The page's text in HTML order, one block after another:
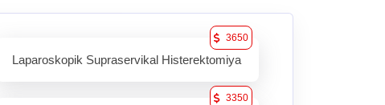
Laparoskopik Supraservikal Histerektomiya
3650
3350